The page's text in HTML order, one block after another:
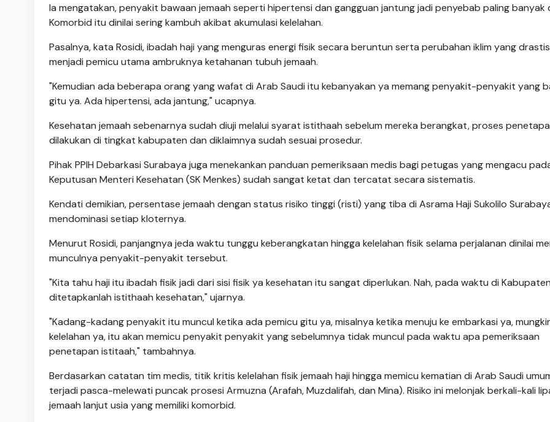
Ia mengatakan, penyakit bawaan jemaah seperti hipertensi dan gangguan jantung jadi penyebab paling banyak
Komorbid itu dinilai sering kambuh akibat akumulasi kelelahan.
Pasalnya, kata Rosidi, ibadah haji yang menguras energi fisik secara beruntun serta perubahan iklim yang drastis
menjadi pemicu utama ambruknya ketahanan tubuh jemaah.
"Kemudian ada beberapa orang yang wafat di Arab Saudi itu kebanyakan ya memang penyakit-penyakit yang
gitu ya. Ada hipertensi, ada jantung," ucapnya.
Kesehatan jemaah sebenarnya sudah diuji melalui syarat istithaah sebelum mereka berangkat, proses
dilakukan di tingkat kabupaten dan diklaimnya sudah sesuai prosedur.
Pihak PPIH Debarkasi Surabaya juga menekankan panduan pemeriksaan medis bagi petugas yang mengacu
Keputusan Menteri Kesehatan (SK Menkes) sudah sangat ketat dan tercatat secara sistematis.
Kendati demikian, persentase jemaah dengan status risiko tinggi (risti) yang tiba di Asrama Haji Sukolilo
mendominasi setiap kloternya.
Menurut Rosidi, panjangnya jeda waktu tunggu keberangkatan hingga kelelahan fisik selama perjalanan dinilai
munculnya penyakit-penyakit tersebut.
"Kita tahu haji itu ibadah fisik jadi dari sisi fisik ya kesehatan itu sangat diperlukan. Nah, pada waktu di
ditetapkanlah istithaah kesehatan," ujarnya.
"Kadang-kadang penyakit itu muncul ketika ada pemicu gitu ya, misalnya ketika menuju ke embarkasi ya,
kelelahan ya, itu akan memicu penyakit penyakit yang sebelumnya tidak muncul pada waktu apa pemeriksaan
penetapan istitaah," tambahnya.
Berdasarkan catatan tim medis, titik kritis kelelahan fisik jemaah haji hingga memicu kematian di Arab Saudi
terjadi pasca-melewati puncak prosesi Armuzna (Arafah, Muzdalifah, dan Mina). Risiko ini melonjak berkali-kali
jemaah lanjut usia yang memiliki komorbid.